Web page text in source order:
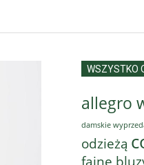
WSZYSTKO
allegro
damskie
odzieżą